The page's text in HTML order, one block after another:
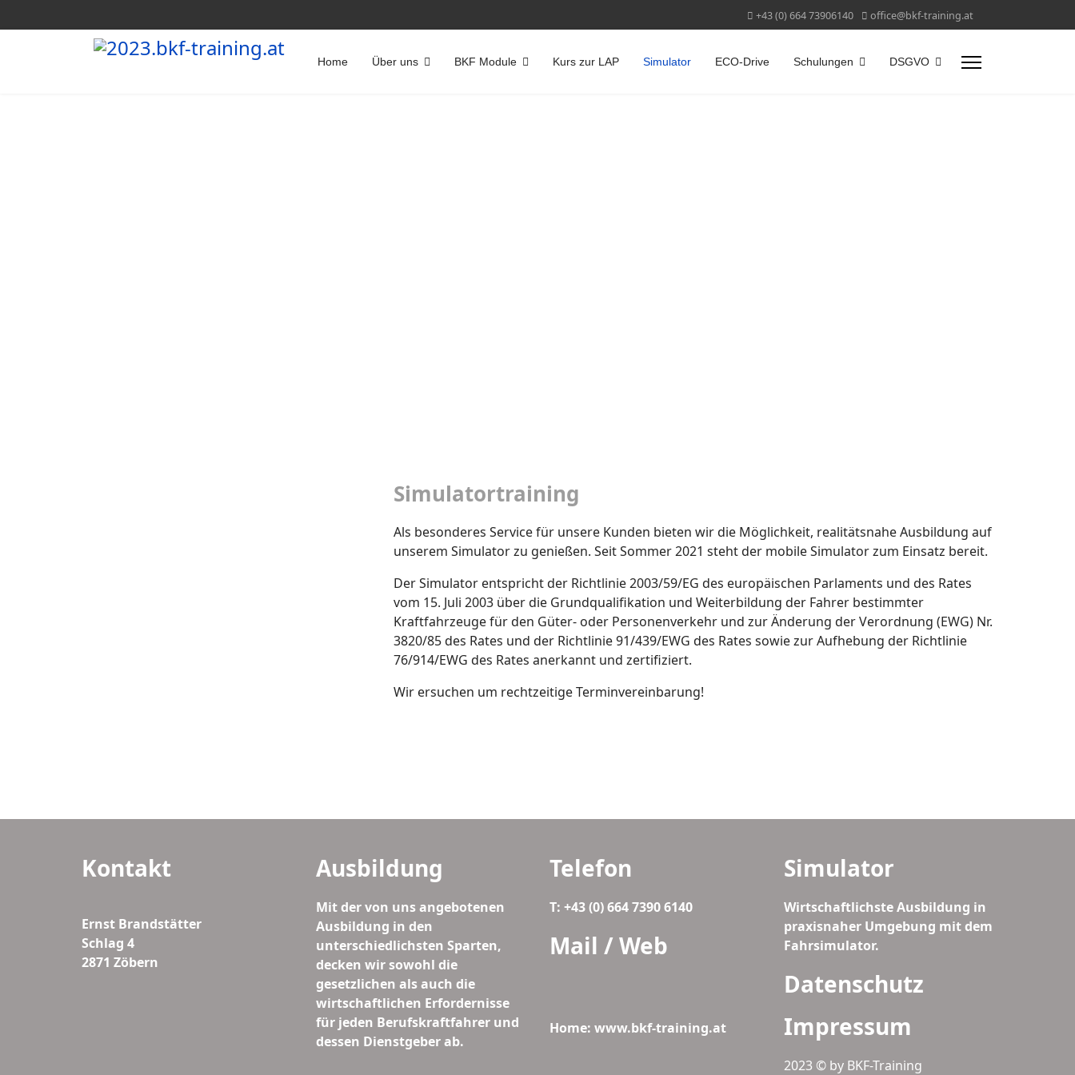
+43 (0) 664 73906140 office@bkf-training.at
Home Über uns BKF Module Kurs zur LAP Simulator ECO-Drive Schulungen DSGVO
Simulatortraining
Als besonderes Service für unsere Kunden bieten wir die Möglichkeit, realitätsnahe Ausbildung auf
unserem Simulator zu genießen. Seit Sommer 2021 steht der mobile Simulator zum Einsatz bereit.
Der Simulator entspricht der Richtlinie 2003/59/EG des europäischen Parlaments und des Rates
vom 15. Juli 2003 über die Grundqualifikation und Weiterbildung der Fahrer bestimmter
Kraftfahrzeuge für den Güter- oder Personenverkehr und zur Änderung der Verordnung (EWG) Nr.
3820/85 des Rates und der Richtlinie 91/439/EWG des Rates sowie zur Aufhebung der Richtlinie
76/914/EWG des Rates anerkannt und zertifiziert.
Wir ersuchen um rechtzeitige Terminvereinbarung!
Kontakt
Ernst Brandstätter
Schlag 4
2871 Zöbern
Ausbildung
Mit der von uns angebotenen
Ausbildung in den
unterschiedlichsten Sparten,
decken wir sowohl die
gesetzlichen als auch die
wirtschaftlichen Erfordernisse
für jeden Berufskraftfahrer und
dessen Dienstgeber ab.
Telefon
T: +43 (0) 664 7390 6140
Mail / Web
Home: www.bkf-training.at
Simulator
Wirtschaftlichste Ausbildung in
praxisnaher Umgebung mit dem
Fahrsimulator.
Datenschutz
Impressum
2023 © by BKF-Training